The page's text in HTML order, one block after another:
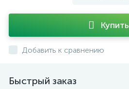
Купить
Добавить к сравнению
Быстрый заказ